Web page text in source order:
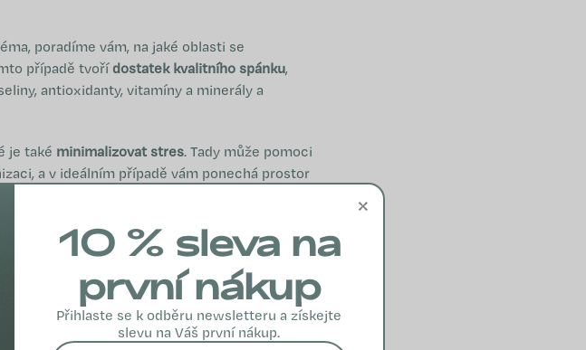
poradíme vám, na jaké oblasti se
případě tvořídostatek kvalitního spánku,
antioxidanty, vitamíny a minerály a
je také minimalizovat stres. Tady může pomoci
a v ideálním případě vám ponechá prostor
moderní doby připadají těžko zvladatelné, na
vyváženého životního stylu jsou to
×
10 % sleva na
první nákup
Přihlaste se k odběru newsletteru a získejte
slevu na Váš první nákup.